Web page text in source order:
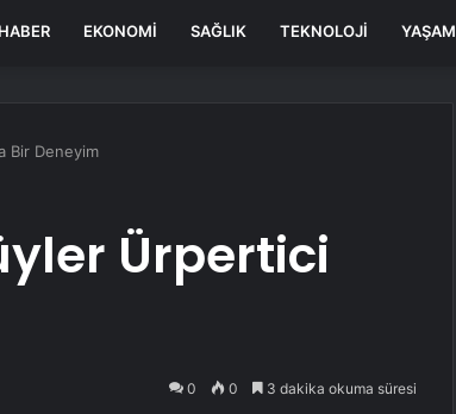
HABER EKONOMI SAĞLIK TEKNOLOJI YAŞAM
Bir Deneyim
Ürpertici
0 0 3 dakika okuma süresi